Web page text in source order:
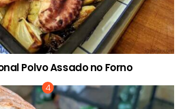
Polvo Assado no Forno